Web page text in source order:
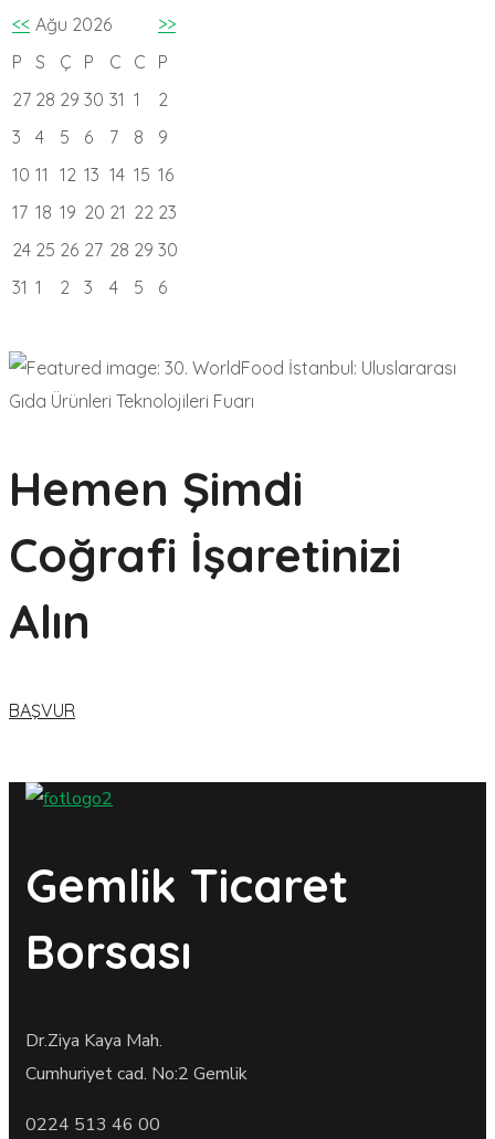
<< Ağu 2026
>>
P
S Ç P C C
P
27 28 29 30 31 1
2
3
4 5 6 7 8
9
10 11 12 13 14 15 16
17 18 19 20 21 22 23
24 25 26 27 28 29 30
31 1 2 3 4 5 6
Hemen Şimdi
Coğrafi İşaretinizi
Alın
BAŞVUR
Gemlik Ticaret
Borsası
Dr.Ziya Kaya Mah.
Cumhuriyet cad. No:2 Gemlik
0224 513 46 00